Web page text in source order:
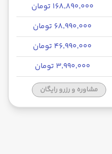
۱۶۸٬۸۹۰٬۰۰۰ تومان
۶۸٬۹۹۰٬۰۰۰ تومان
۴۶٬۹۹۰٬۰۰۰ تومان
۳٬۹۹۰٬۰۰۰ تومان
مشاوره و رزرو رایگان